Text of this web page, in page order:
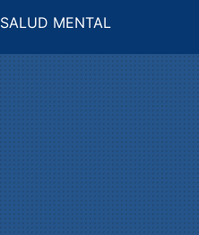
SALUD MENTAL